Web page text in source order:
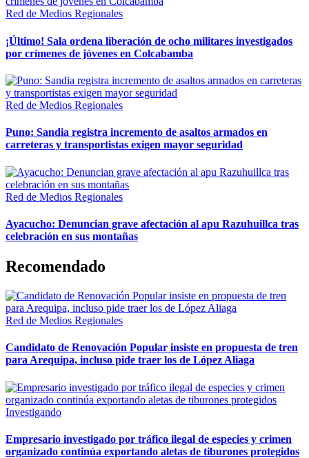
Red de Medios Regionales
¡Último! Sala ordena liberación de ocho militares investigados
por crímenes de jóvenes en Colcabamba
Red de Medios Regionales
Puno: Sandia registra incremento de asaltos armados en
carreteras y transportistas exigen mayor seguridad
Red de Medios Regionales
Ayacucho: Denuncian grave afectación al apu Razuhuillca tras
celebración en sus montañas
Recomendado
Red de Medios Regionales
Candidato de Renovación Popular insiste en propuesta de tren
para Arequipa, incluso pide traer los de López Aliaga
Investigando
Empresario investigado por tráfico ilegal de especies y crimen
organizado continúa exportando aletas de tiburones protegidos